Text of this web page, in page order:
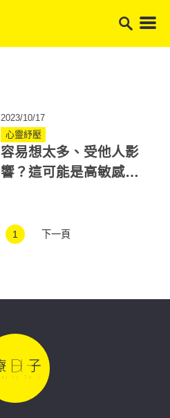
2023/10/17
心靈紓壓
容易想太多、受他人影
響？這可能是高敏感人
1 下一頁